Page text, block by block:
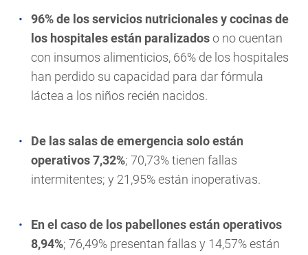
96% de los servicios nutricionales y cocinas de
los hospitales están paralizadoso no cuentan
con insumos alimenticios, 66% de los hospitales
han perdido su capacidad para dar fórmula
láctea a los niños recién nacidos.
De las salas de emergencia solo están
operativos 7,32%; 70,73% tienen fallas
intermitentes; y 21,95% están inoperativas.
En el caso de los pabellones están operativos
8,94%; 76,49% presentan fallas y 14,57% están